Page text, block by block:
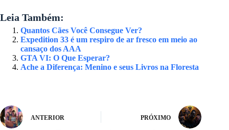
Leia Também:
Quantos Cães Você Consegue Ver?
Expedition 33 é um respiro de ar fresco em meio ao
cansaço dos AAA
GTA VI: O Que Esperar?
Ache a Diferença: Menino e seus Livros na Floresta
ANTERIOR PRÓXIMO